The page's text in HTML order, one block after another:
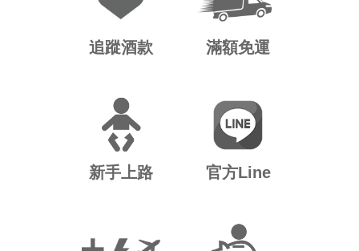
追蹤酒款 滿額免運
新手上路 官方Line